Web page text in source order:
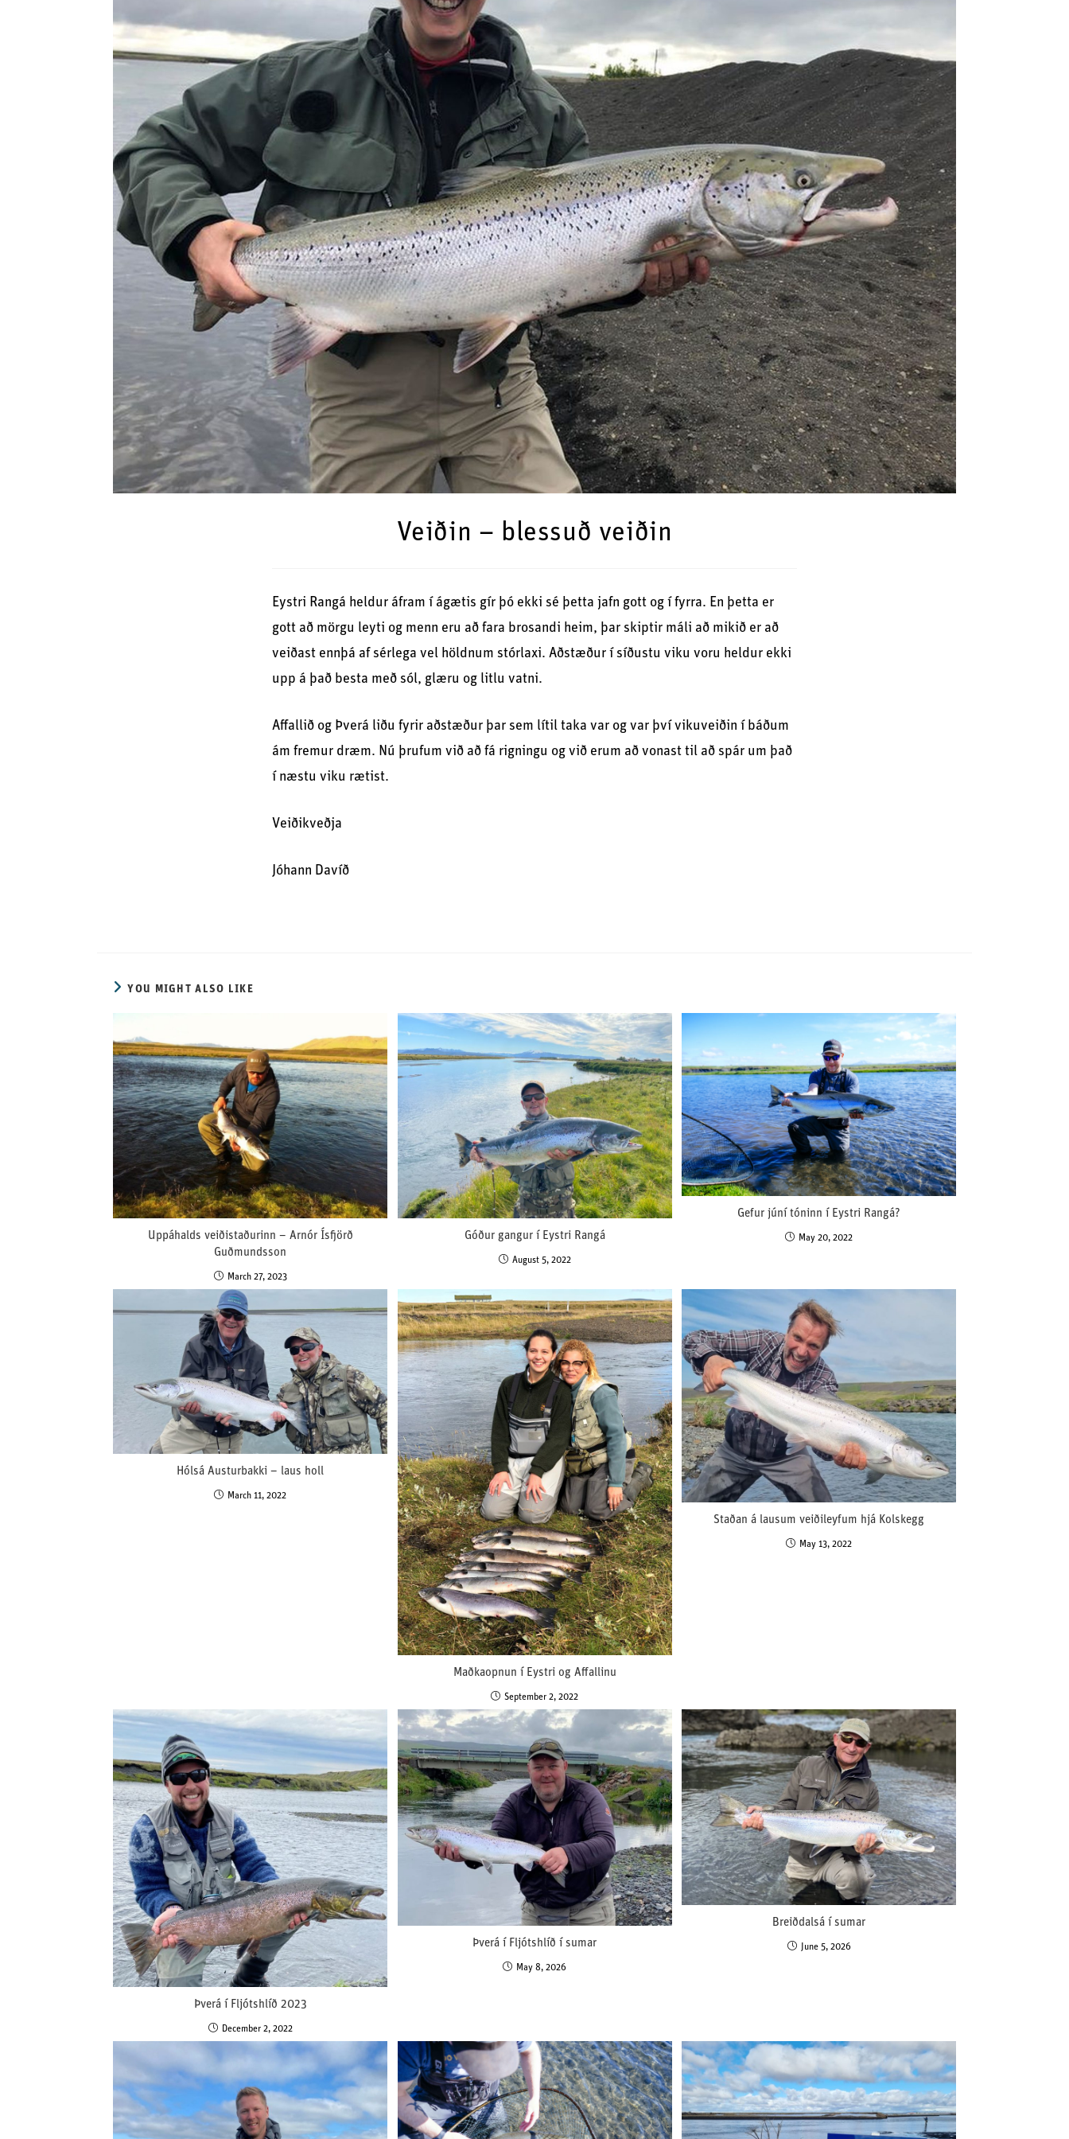
Veiðin – blessuð veiðin
Eystri Rangá heldur áfram í ágætis gír þó ekki sé þetta jafn gott og í fyrra. En þetta er
gott að mörgu leyti og menn eru að fara brosandi heim, þar skiptir máli að mikið er að
veiðast ennþá af sérlega vel höldnum stórlaxi. Aðstæður í síðustu viku voru heldur ekki
upp á það besta með sól, glæru og litlu vatni.
Affallið og Þverá liðu fyrir aðstæður þar sem lítil taka var og var því vikuveiðin í báðum
ám fremur dræm. Nú þrufum við að fá rigningu og við erum að vonast til að spár um það
í næstu viku rætist.
Veiðikveðja
Jóhann Davíð
YOU MIGHT ALSO LIKE
Uppáhalds veiðistaðurinn – Arnór Ísfjörð
Guðmundsson
March 27, 2023
Góður gangur í Eystri Rangá
August 5, 2022
Gefur júní tóninn í Eystri Rangá?
May 20, 2022
Hólsá Austurbakki – laus holl
March 11, 2022
Maðkaopnun í Eystri og Affallinu
September 2, 2022
Staðan á lausum veiðileyfum hjá Kolskegg
May 13, 2022
Þverá í Fljótshlíð 2023
December 2, 2022
Þverá í Fljótshlíð í sumar
May 8, 2026
Breiðdalsá í sumar
June 5, 2026